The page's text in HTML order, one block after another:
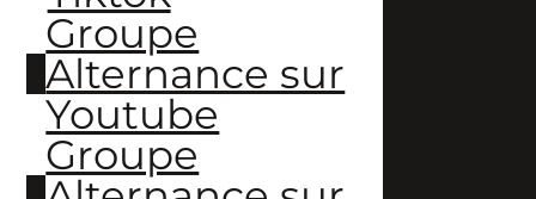
Groupe
Alternance sur
Youtube
Groupe